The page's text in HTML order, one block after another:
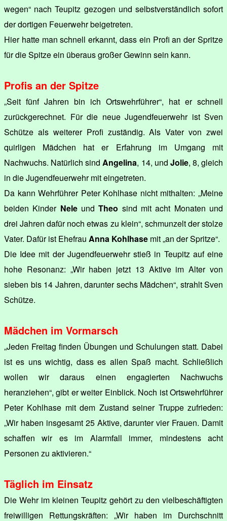
wegen“ nach Teupitz gezogen und selbstverständlich sofort
der dortigen Feuerwehr beigetreten.
Hier hatte man schnell erkannt, dass ein Profi an der Spritze
für die Spitze ein überaus großer Gewinn sein kann.
Profis an der Spitze
„Seit fünf Jahren bin ich Ortswehrführer“, hat er schnell
zurückgerechnet. Für die neue Jugendfeuerwehr ist Sven
Schütze als weiterer Profi zuständig. Als Vater von zwei
quirligen Mädchen hat er Erfahrung im Umgang mit
Nachwuchs. Natürlich sindAngelina, 14, und Jolie, 8, gleich
in die Jugendfeuerwehr mit eingetreten.
Da kann Wehrführer Peter Kohlhase nicht mithalten: „Meine
beiden Kinder NeleundTheo sind mit acht Monaten und
drei Jahren dafür noch etwas zu klein“, schmunzelt der stolze
Vater. Dafür ist Ehefrau Anna Kohlhase mit „an der Spritze“.
Die Idee mit der Jugendfeuerwehr stieß in Teupitz auf eine
hohe Resonanz: „Wir haben jetzt 13 Aktive im Alter von
sieben bis 14 Jahren, darunter sechs Mädchen“, strahlt Sven
Schütze.
Mädchen im Vormarsch
„Jeden Freitag finden Übungen und Schulungen statt. Dabei
ist es uns wichtig, dass es allen Spaß macht. Schließlich
wollen wir daraus einen engagierten Nachwuchs
heranziehen“, gibt er weiter Einblick. Noch ist Ortswehrführer
Peter Kohlhase mit dem Zustand seiner Truppe zufrieden:
„Wir haben insgesamt 25 Aktive, darunter vier Frauen. Damit
schaffen wir es im Alarmfall immer, mindestens acht
Personen zu aktivieren.“
Täglich im Einsatz
Die Wehr im kleinen Teupitz gehört zu den vielbeschäftigten
freiwilligen Rettungskräften: „Wir haben im Durchschnitt